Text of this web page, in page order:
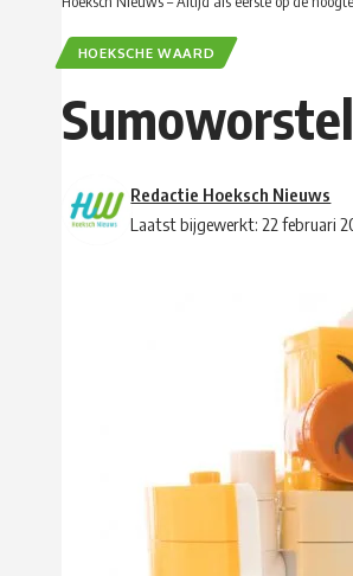
HOEKSCHE WAARD
Laatst bijgewerkt: 22 februari
Redactie Hoeksch Nieuws